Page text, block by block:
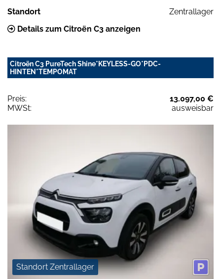
Standort
Zentrallager
Details zum Citroën C3 anzeigen
Citroën C3 PureTech Shine*KEYLESS-GO*PDC-
HINTEN*TEMPOMAT
Preis:
13.097,00 €
MWSt:
ausweisbar
Standort Zentrallager